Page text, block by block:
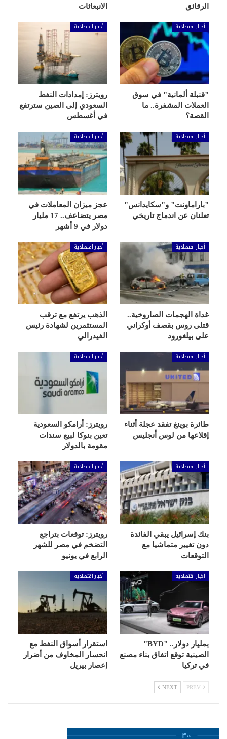
الرقائق الانبعاثات
أخبار اقتصادية
"قنبلة ألمانية" في سوق
العملات المشفرة.. ما
القصة؟
أخبار اقتصادية
رويترز: إمدادات النفط
السعودي إلى الصين سترتفع
في أغسطس
أخبار اقتصادية
"باراماونت" و"سكايدانس"
تعلنان عن اندماج تاريخي
أخبار اقتصادية
عجز ميزان المعاملات في
مصر يتضاعف.. 17 مليار
دولار في 9 أشهر
أخبار اقتصادية
غداة الهجمات الصاروخية..
قتلى روس بقصف أوكراني
على بيلغورود
أخبار اقتصادية
الذهب يرتفع مع ترقب
المستثمرين لشهادة رئيس
الفيدرالي
أخبار اقتصادية
طائرة بوينغ تفقد عجلة أثناء
إقلاعها من لوس أنجليس
أخبار اقتصادية
رويترز: أرامكو السعودية
تعين بنوكا لبيع سندات
مقومة بالدولار
أخبار اقتصادية
بنك إسرائيل يبقي الفائدة
دون تغيير متماشيا مع
التوقعات
أخبار اقتصادية
رويترز: توقعات بتراجع
التضخم في مصر للشهر
الرابع في يونيو
أخبار اقتصادية
بمليار دولار.. "BYD"
الصينية توقع اتفاق بناء مصنع
في تركيا
أخبار اقتصادية
استقرار أسواق النفط مع
انحسار المخاوف من أضرار
إعصار بيريل
NEXT